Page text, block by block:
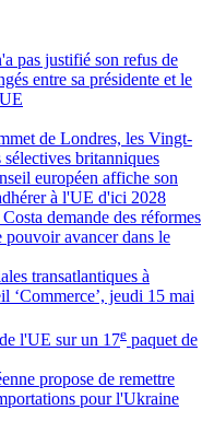
pas justifié son refus de
entre sa présidente et le
de Londres, les Vingt-
britanniques
européen affiche son
à l'UE d'ici 2028
demande des réformes
pouvoir avancer dans le
transatlantiques à
‘Commerce’, jeudi 15 mai
l'UE sur un 17e paquet de
propose de remettre
pour l'Ukraine